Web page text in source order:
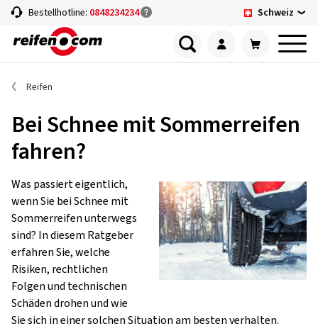
Bestellhotline: 0848234234 Schweiz
Reifen
Bei Schnee mit Sommerreifen
fahren?
Was passiert eigentlich,
wenn Sie bei Schnee mit
Sommerreifen unterwegs
sind? In diesem Ratgeber
erfahren Sie, welche
Risiken, rechtlichen
Folgen und technischen
Schäden drohen und wie
Sie sich in einer solchen Situation am besten verhalten.